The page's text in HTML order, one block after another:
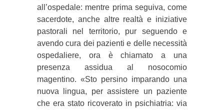
all’ospedale: mentre prima seguiva, come
sacerdote, anche altre realtà e iniziative
pastorali nel territorio, pur seguendo e
avendo cura dei pazienti e delle necessità
ospedaliere, ora è chiamato a una
presenza assidua al nosocomio
magentino. «Sto persino imparando una
nuova lingua, per assistere un paziente
che era stato ricoverato in psichiatria: via